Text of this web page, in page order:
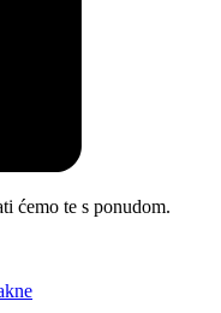
ćemo te s ponudom.